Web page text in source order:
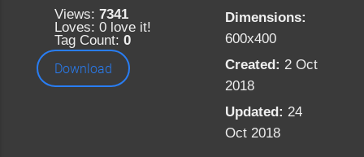
Views: 7341
Loves: 0 love it!
Tag Count: 0
Download
Dimensions:
600x400
Created: 2 Oct
2018
Updated: 24
Oct 2018